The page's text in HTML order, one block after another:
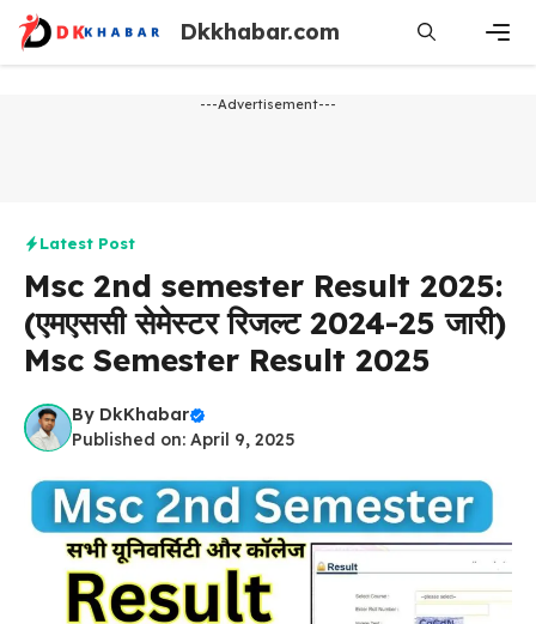
Skip
content
Dkkhabar.com
---Advertisement---
Latest Post
Msc 2nd semester Result 2025:
(एमएससी​ सेमेस्टर रिजल्ट 2024-25 जारी)
Msc Semester Result 2025
By DkKhabar
Published on: April 9, 2025